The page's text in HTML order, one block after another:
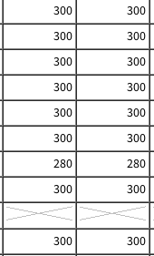
300 300
300 300
300 300
300 300
300 300
300 300
280 280
300 300
300 300